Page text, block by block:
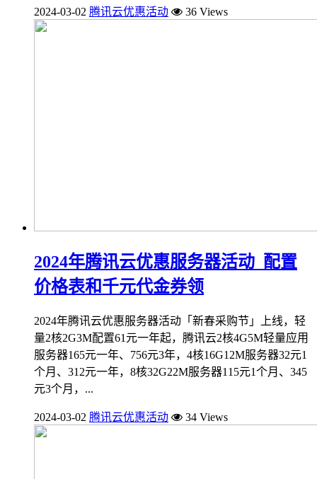
2024-03-02 腾讯云优惠活动 36 Views
2024年腾讯云优惠服务器活动_配置
价格表和千元代金券领
2024年腾讯云优惠服务器活动「新春采购节」上线，轻
量2核2G3M配置61元一年起，腾讯云2核4G5M轻量应用
服务器165元一年、756元3年，4核16G12M服务器32元1
个月、312元一年，8核32G22M服务器115元1个月、345
元3个月，...
2024-03-02 腾讯云优惠活动 34 Views